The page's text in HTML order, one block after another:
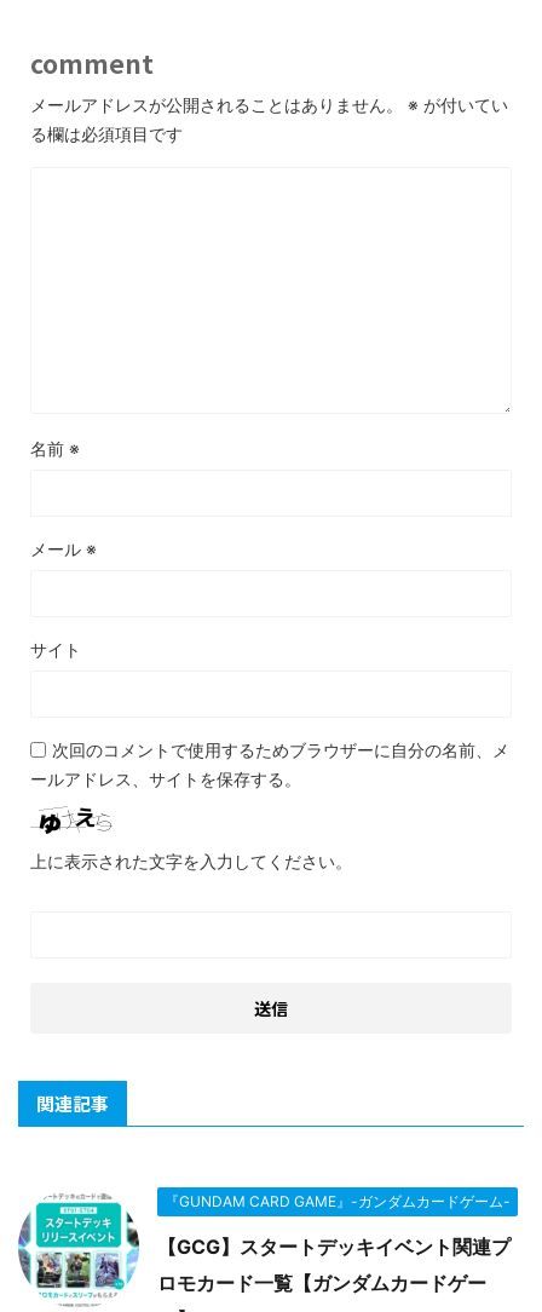
comment
メールアドレスが公開されることはありません。 ※ が付いてい
る欄は必須項目です
名前 ※
メール ※
サイト
次回のコメントで使用するためブラウザーに自分の名前、メ
ールアドレス、サイトを保存する。
上に表示された文字を入力してください。
関連記事
『GUNDAM CARD GAME』-ガンダムカードゲーム-
【GCG】スタートデッキイベント関連プ
ロモカード一覧【ガンダムカードゲー